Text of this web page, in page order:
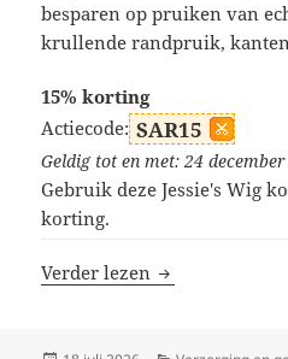
besparen op pruiken van
krullende randpruik,
15% korting
Actiecode: SAR15
Geldig tot en met: 24
Gebruik deze Jessie's Wig
korting.
Verder lezen Jessie’s Wig